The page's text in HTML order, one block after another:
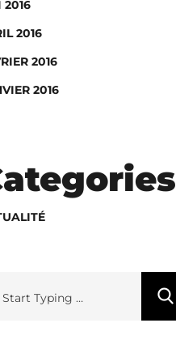
2016
2016
2016
2016